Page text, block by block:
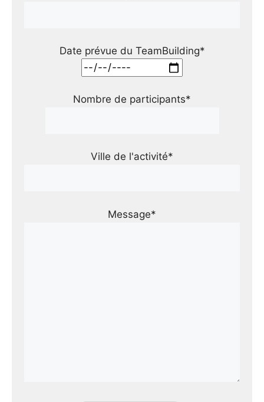
Date prévue du TeamBuilding*
Nombre de participants*
Ville de l'activité*
Message*